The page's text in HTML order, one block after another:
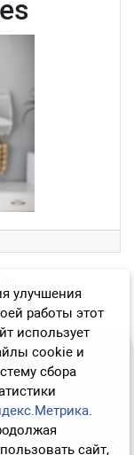
улучшения
работы этот
использует
cookie и
сбора
.
сайт,